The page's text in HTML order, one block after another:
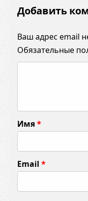
Добавить
Ваш адрес email
Обязательные
м
е
т
а
р
Имя*
Email *